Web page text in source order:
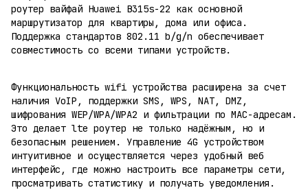
роутер вайфай Huawei B315s-22 как основной
маршрутизатор для квартиры, дома или офиса.
Поддержка стандартов 802.11 b/g/n обеспечивает
совместимость со всеми типами устройств.
Функциональность wifi устройства расширена за счет
наличия VoIP, поддержки SMS, WPS, NAT, DMZ,
шифрования WEP/WPA/WPA2 и фильтрации по MAC-адресам.
Это делает lte роутер не только надёжным, но и
безопасным решением. Управление 4G устройством
интуитивное и осуществляется через удобный веб
интерфейс, где можно настроить все параметры сети,
просматривать статистику и получать уведомления.